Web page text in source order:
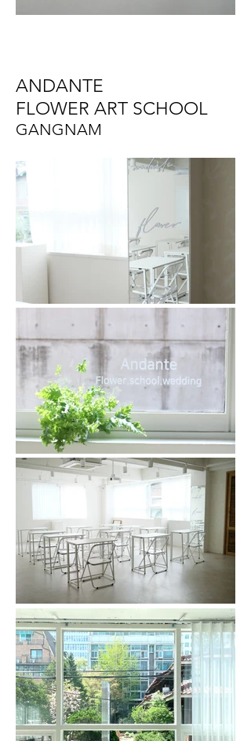
ANDANTE
FLOWER ART SCHOOL
GANGNAM